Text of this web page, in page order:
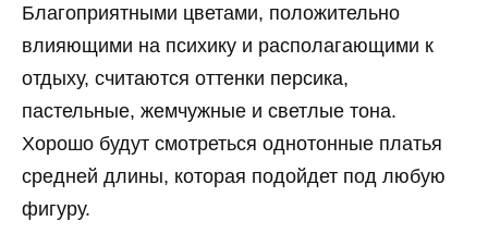
Благоприятными цветами, положительно
влияющими на психику и располагающими к
отдыху, считаются оттенки персика,
пастельные, жемчужные и светлые тона.
Хорошо будут смотреться однотонные платья
средней длины, которая подойдет под любую
фигуру.